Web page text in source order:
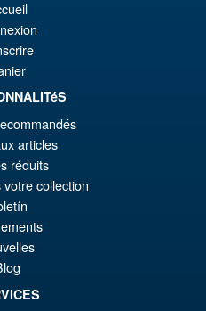
Saiyan Son Goku (
) Reissue
Rei Ayanami
Genesis Evangelion
Figure ( Reissue )
articles
réduits
collection